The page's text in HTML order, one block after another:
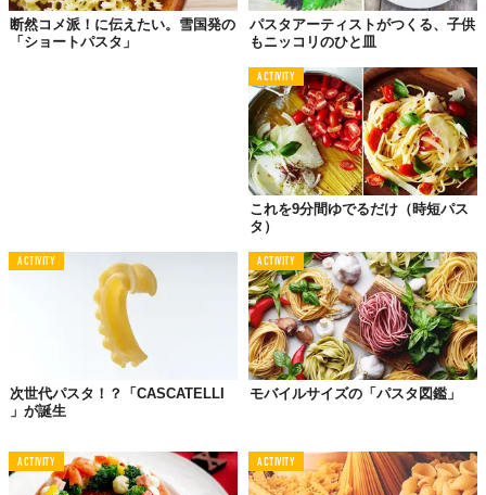
断然コメ派！に伝えたい。雪国発の
「ショートパスタ」
パスタアーティストがつくる、子供
もニッコリのひと皿
ACTIVITY
これを9分間ゆでるだけ（時短パス
タ）
ACTIVITY
次世代パスタ！？「CASCATELLI
」が誕生
ACTIVITY
モバイルサイズの「パスタ図鑑」
ACTIVITY ACTIVITY